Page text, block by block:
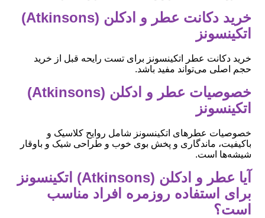
خرید دکانت عطر و ادکلن (Atkinsons)
اتکینسونز
خرید دکانت عطر اتکینسونز برای تست رایحه قبل از خرید
حجم اصلی می‌تواند مفید باشد.
خصوصیات عطر و ادکلن (Atkinsons)
اتکینسونز
خصوصیات عطرهای اتکینسونز شامل روایح کلاسیک و
باکیفیت، ماندگاری و پخش بوی خوب و طراحی شیک و باوقار
شیشه‌ها است.
آیا عطر و ادکلن (Atkinsons) اتکینسونز
برای استفاده روزمره افراد مناسب
است؟